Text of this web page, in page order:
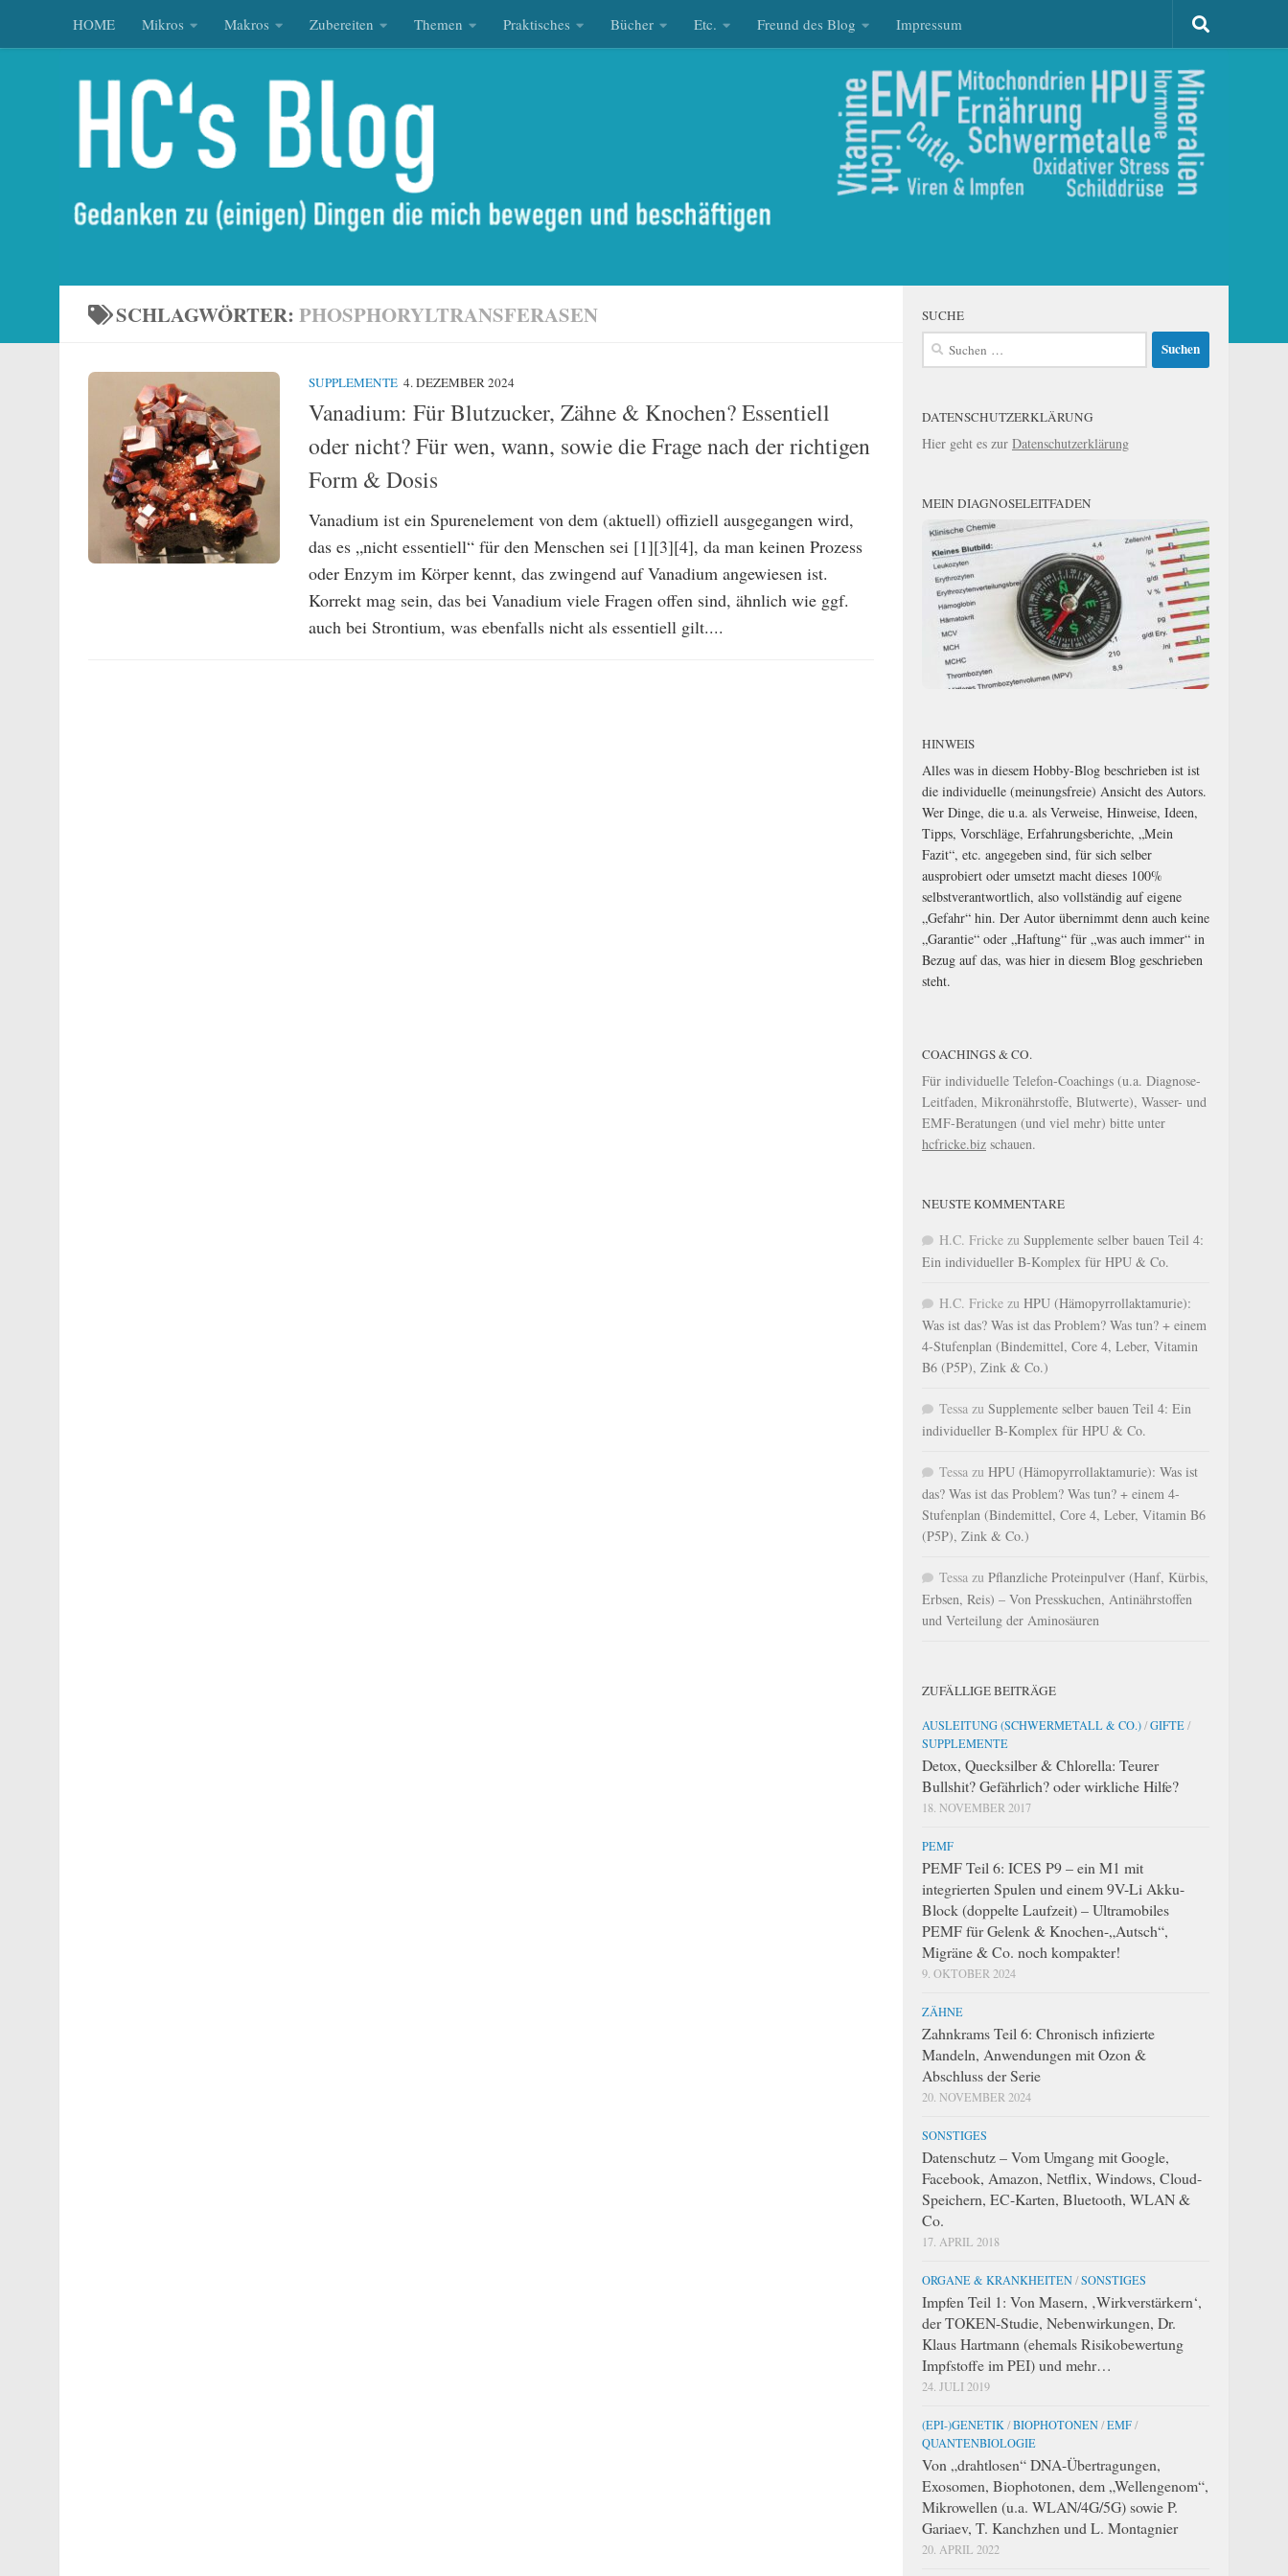
Zum Inhalt springen
HOME Mikros Makros Zubereiten Themen Praktisches Bücher Etc. Freund des Blog Impressum
SCHLAGWÖRTER: PHOSPHORYLTRANSFERASEN
SUPPLEMENTE 4. DEZEMBER 2024
Vanadium: Für Blutzucker, Zähne & Knochen? Essentiell
oder nicht? Für wen, wann, sowie die Frage nach der richtigen
Form & Dosis
Vanadium ist ein Spurenelement von dem (aktuell) offiziell ausgegangen wird,
das es „nicht essentiell“ für den Menschen sei [1][3][4], da man keinen Prozess
oder Enzym im Körper kennt, das zwingend auf Vanadium angewiesen ist.
Korrekt mag sein, das bei Vanadium viele Fragen offen sind, ähnlich wie ggf.
auch bei Strontium, was ebenfalls nicht als essentiell gilt....
SUCHE
Suchen
DATENSCHUTZERKLÄRUNG
Hier geht es zur Datenschutzerklärung
MEIN DIAGNOSELEITFADEN
HINWEIS
Alles was in diesem Hobby-Blog beschrieben ist ist
die individuelle (meinungsfreie) Ansicht des Autors.
Wer Dinge, die u.a. als Verweise, Hinweise, Ideen,
Tipps, Vorschläge, Erfahrungsberichte, „Mein
Fazit“, etc. angegeben sind, für sich selber
ausprobiert oder umsetzt macht dieses 100%
selbstverantwortlich, also vollständig auf eigene
„Gefahr“ hin. Der Autor übernimmt denn auch keine
„Garantie“ oder „Haftung“ für „was auch immer“ in
Bezug auf das, was hier in diesem Blog geschrieben
steht.
COACHINGS & CO.
Für individuelle Telefon-Coachings (u.a. Diagnose-
Leitfaden, Mikronährstoffe, Blutwerte), Wasser- und
EMF-Beratungen (und viel mehr) bitte unter
hcfricke.biz schauen.
NEUSTE KOMMENTARE
H.C. Fricke zu Supplemente selber bauen Teil 4:
Ein individueller B-Komplex für HPU & Co.
H.C. Fricke zu HPU (Hämopyrrollaktamurie):
Was ist das? Was ist das Problem? Was tun? + einem
4-Stufenplan (Bindemittel, Core 4, Leber, Vitamin
B6 (P5P), Zink & Co.)
Tessa zu Supplemente selber bauen Teil 4: Ein
individueller B-Komplex für HPU & Co.
Tessa zu HPU (Hämopyrrollaktamurie): Was ist
das? Was ist das Problem? Was tun? + einem 4-
Stufenplan (Bindemittel, Core 4, Leber, Vitamin B6
(P5P), Zink & Co.)
Tessa zu Pflanzliche Proteinpulver (Hanf, Kürbis,
Erbsen, Reis) – Von Presskuchen, Antinährstoffen
und Verteilung der Aminosäuren
ZUFÄLLIGE BEITRÄGE
AUSLEITUNG (SCHWERMETALL & CO.)/GIFTE/
SUPPLEMENTE
Detox, Quecksilber & Chlorella: Teurer
Bullshit? Gefährlich? oder wirkliche Hilfe?
18. NOVEMBER 2017
PEMF
PEMF Teil 6: ICES P9 – ein M1 mit
integrierten Spulen und einem 9V-Li Akku-
Block (doppelte Laufzeit) – Ultramobiles
PEMF für Gelenk & Knochen-„Autsch“,
Migräne & Co. noch kompakter!
9. OKTOBER 2024
ZÄHNE
Zahnkrams Teil 6: Chronisch infizierte
Mandeln, Anwendungen mit Ozon &
Abschluss der Serie
20. NOVEMBER 2024
SONSTIGES
Datenschutz – Vom Umgang mit Google,
Facebook, Amazon, Netflix, Windows, Cloud-
Speichern, EC-Karten, Bluetooth, WLAN &
Co.
17. APRIL 2018
ORGANE & KRANKHEITEN/SONSTIGES
Impfen Teil 1: Von Masern, ‚Wirkverstärkern‘,
der TOKEN-Studie, Nebenwirkungen, Dr.
Klaus Hartmann (ehemals Risikobewertung
Impfstoffe im PEI) und mehr…
24. JULI 2019
(EPI-)GENETIK /BIOPHOTONEN/EMF/
QUANTENBIOLOGIE
Von „drahtlosen“ DNA-Übertragungen,
Exosomen, Biophotonen, dem „Wellengenom“,
Mikrowellen (u.a. WLAN/4G/5G) sowie P.
Gariaev, T. Kanchzhen und L. Montagnier
20. APRIL 2022